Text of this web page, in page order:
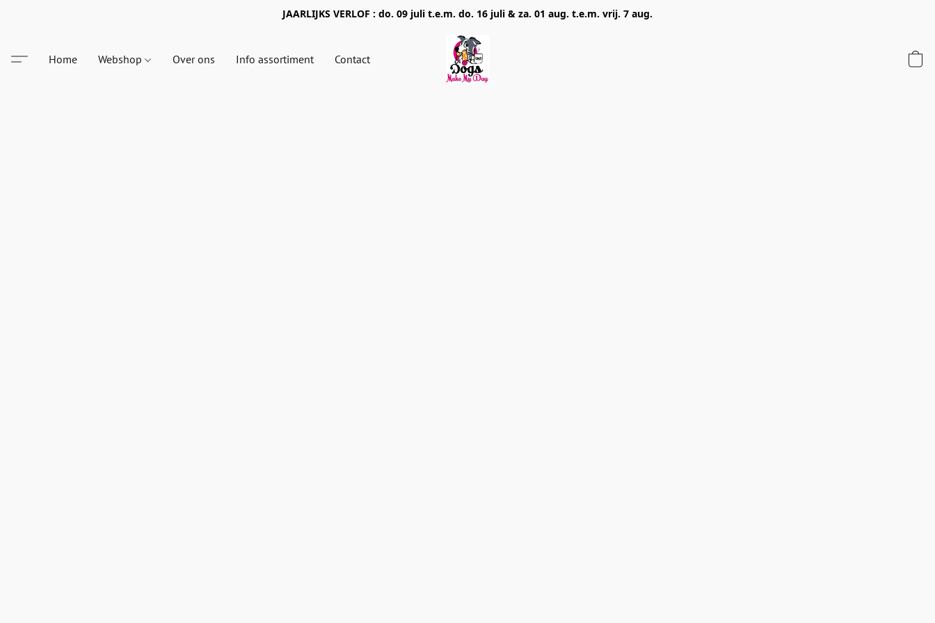
JAARLIJKS VERLOF : do. 09 juli t.e.m. do. 16 juli & za. 01 aug. t.e.m. vrij. 7 aug.
Home Webshop Over ons Info assortiment Contact